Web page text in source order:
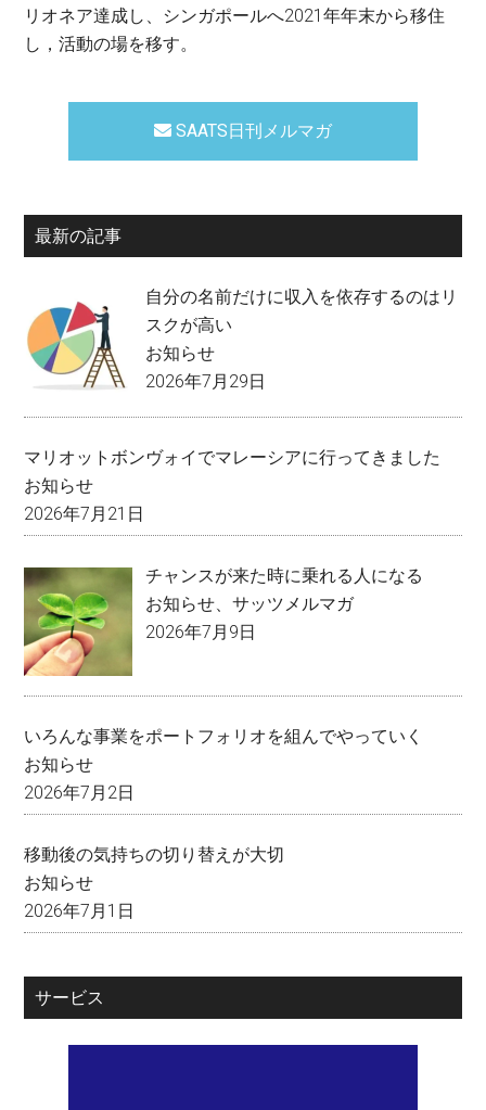
リオネア達成し、シンガポールへ2021年年末から移住
し，活動の場を移す。
SAATS日刊メルマガ
最新の記事
自分の名前だけに収入を依存するのはリ
スクが高い
お知らせ
2026年7月29日
マリオットボンヴォイでマレーシアに行ってきました
お知らせ
2026年7月21日
チャンスが来た時に乗れる人になる
お知らせ、サッツメルマガ
2026年7月9日
いろんな事業をポートフォリオを組んでやっていく
お知らせ
2026年7月2日
移動後の気持ちの切り替えが大切
お知らせ
2026年7月1日
サービス